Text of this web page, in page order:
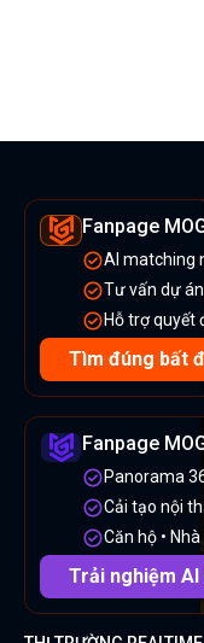
Fanpage
AI matching
Tư vấn dự
Hỗ trợ quyết
Tìm đúng bất
Fanpage
Panorama
Cải tạo nội
Căn hộ •
Trải nghiệm